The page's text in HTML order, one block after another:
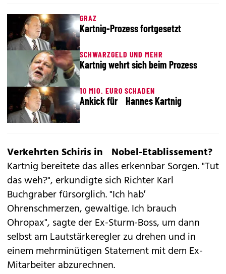
GRAZ
Kartnig-Prozess fortgesetzt
SCHWARZGELD UND MEHR
Kartnig wehrt sich beim Prozess
10 MIO. EURO SCHADEN
Ankick für Hannes Kartnig
Verkehrten Schiris in Nobel-Etablissement?
Kartnig bereitete das alles erkennbar Sorgen. "Tut
das weh?", erkundigte sich Richter Karl
Buchgraber fürsorglich. "Ich hab’
Ohrenschmerzen, gewaltige. Ich brauch
Ohropax", sagte der Ex-Sturm-Boss, um dann
selbst am Lautstärkeregler zu drehen und in
einem mehrminütigen Statement mit dem Ex-
Mitarbeiter abzurechnen.